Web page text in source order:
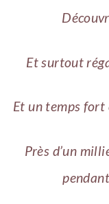
Et surtout
​Et un temps
Près d’un